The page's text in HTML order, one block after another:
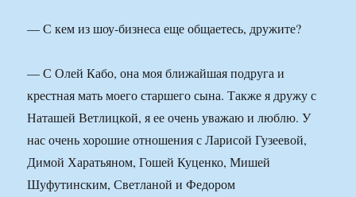
— С кем из шоу-бизнеса еще общаетесь, дружите?
— С Олей Кабо, она моя ближайшая подруга и
крестная мать моего старшего сына. Также я дружу с
Наташей Ветлицкой, я ее очень уважаю и люблю. У
нас очень хорошие отношения с Ларисой Гузеевой,
Димой Харатьяном, Гошей Куценко, Мишей
Шуфутинским, Светланой и Федором